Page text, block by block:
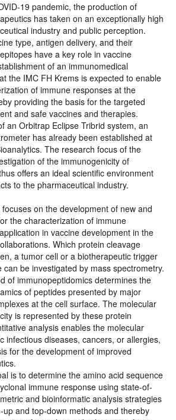
19 pandemic, the production of
has taken on an exceptionally high
industry and public perception.
type, antigen delivery, and their
have a key role in vaccine
of an immunomedical
the IMC FH Krems is expected to enable
of immune responses at the
providing the basis for the targeted
and safe vaccines and therapies.
an Orbitrap Eclipse Tribrid system, an
has already been established at
The research focus of the
of the immunogenicity of
offers an ideal scientific environment
to the pharmaceutical industry.
on the development of new and
the characterization of immune
in vaccine development in the
Which protein cleavage
a tumor cell or a biotherapeutic trigger
be investigated by mass spectrometry.
of immunopeptidomics determines the
of peptides presented by major
at the cell surface. The molecular
is represented by these protein
analysis enables the molecular
infectious diseases, cancers, or allergies,
for the development of improved
is to determine the amino acid sequence
immune response using state-of-
and bioinformatic analysis strategies
and top-down methods and thereby